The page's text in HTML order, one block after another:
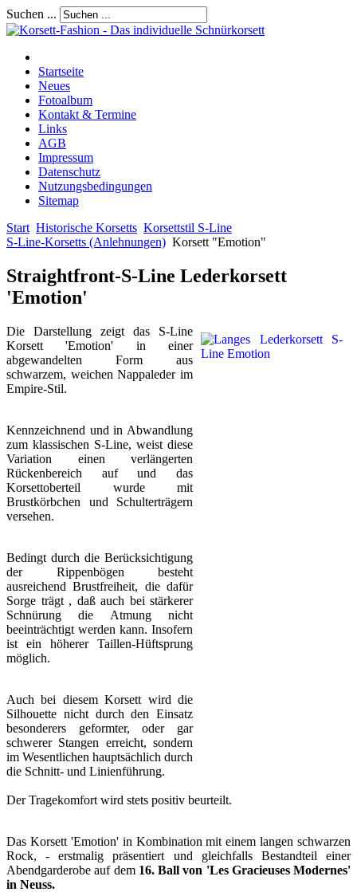
Suchen ...
Startseite
Neues
Fotoalbum
Kontakt & Termine
Links
AGB
Impressum
Datenschutz
Nutzungsbedingungen
Sitemap
Start Historische Korsetts Korsettstil S-Line
S-Line-Korsetts (Anlehnungen) Korsett "Emotion"
Straightfront-S-Line Lederkorsett
'Emotion'
Die Darstellung zeigt das S-Line
Korsett 'Emotion' in einer
abgewandelten Form aus
schwarzem, weichen Nappaleder im
Empire-Stil.
Kennzeichnend und in Abwandlung
zum klassischen S-Line, weist diese
Variation einen verlängerten
Rückenbereich auf und das
Korsettoberteil wurde mit
Brustkörbchen und Schulterträgern
versehen.
Bedingt durch die Berücksichtigung
der Rippenbögen besteht
ausreichend Brustfreiheit, die dafür
Sorge trägt , daß auch bei stärkerer
Schnürung die Atmung nicht
beeinträchtigt werden kann. Insofern
ist ein höherer Taillen-Hüftsprung
möglich.
Auch bei diesem Korsett wird die
Silhouette nicht durch den Einsatz
besonderers geformter, oder gar
schwerer Stangen erreicht, sondern
im Wesentlichen hauptsächlich durch
die Schnitt- und Linienführung.
Der Tragekomfort wird stets positiv beurteilt.
Das Korsett 'Emotion' in Kombination mit einem langen schwarzen
Rock, - erstmalig präsentiert und gleichfalls Bestandteil einer
Abendgarderobe auf dem 16. Ball von 'Les Gracieuses Modernes'
in Neuss.